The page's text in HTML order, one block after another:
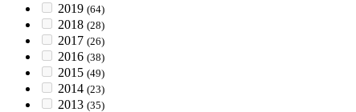
2019 (64)
2018 (28)
2017 (26)
2016 (38)
2015 (49)
2014 (23)
2013 (35)